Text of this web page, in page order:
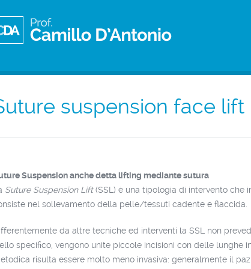
suspension face lift
Suspension anche detta lifting mediante sutura
Suture Suspension Lift(SSL) è una tipologia di intervento che
nel sollevamento della pelle/tessuti cadente e flaccida.
da altre tecniche ed interventi la SSL non
specifico, vengono unite piccole incisioni con delle lunghe
risulta essere molto meno invasiva: generalmente il